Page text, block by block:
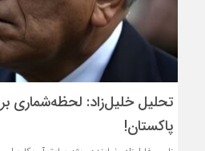
تحلیل خلیل‌زاد: لحظه‌شماری
پاکستان!